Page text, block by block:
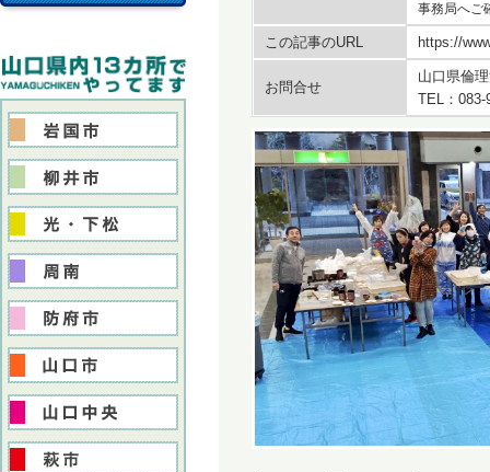
事務局へご
この記事のURL https://
お問合せ
山口県倫
TEL：